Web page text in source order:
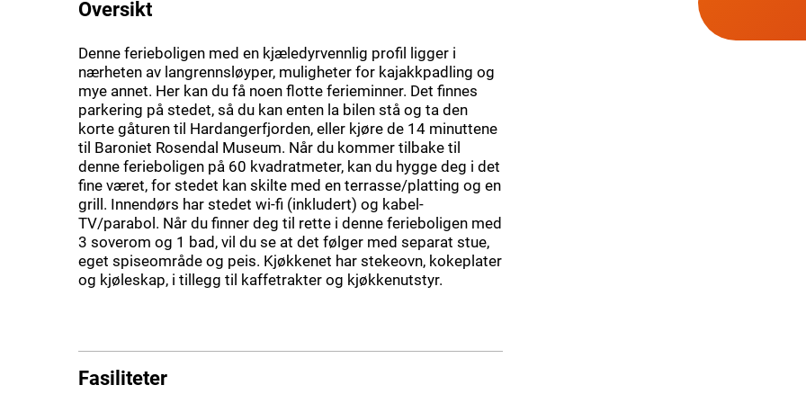
Oversikt
Denne ferieboligen med en kjæledyrvennlig profil ligger i
nærheten av langrennsløyper, muligheter for kajakkpadling og
mye annet. Her kan du få noen flotte ferieminner. Det finnes
parkering på stedet, så du kan enten la bilen stå og ta den
korte gåturen til Hardangerfjorden, eller kjøre de 14 minuttene
til Baroniet Rosendal Museum. Når du kommer tilbake til
denne ferieboligen på 60 kvadratmeter, kan du hygge deg i det
fine været, for stedet kan skilte med en terrasse/platting og en
grill. Innendørs har stedet wi-fi (inkludert) og kabel-
TV/parabol. Når du finner deg til rette i denne ferieboligen med
3 soverom og 1 bad, vil du se at det følger med separat stue,
eget spiseområde og peis. Kjøkkenet har stekeovn, kokeplater
og kjøleskap, i tillegg til kaffetrakter og kjøkkenutstyr.
Fasiliteter